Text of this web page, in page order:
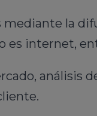
la
es internet,
análisis